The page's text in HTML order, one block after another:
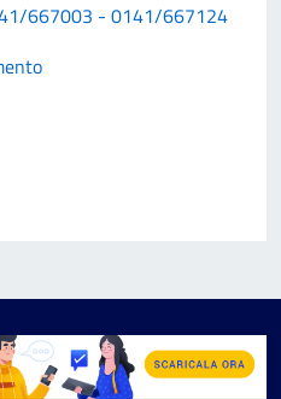
667003 - 0141/667124